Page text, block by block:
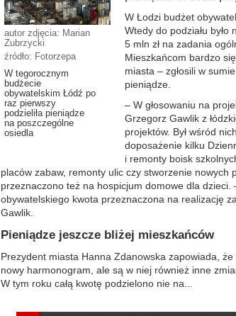
autor zdjęcia: Marian
Zubrzycki
źródło: Fotorzepa
W tegorocznym
budżecie
obywatelskim Łódź po
raz pierwszy
podzieliła pieniądze
na poszczególne
osiedla
W Łodzi budżet
Wtedy do podziału
5 mln zł na zadania
Mieszkańcom bardzo
miasta – zgłosili w
pieniądze.
– W głosowaniu na
Grzegorz Gawlik z
projektów. Był wśród
doposażenie kilku
i remonty boisk
placów zabaw, remonty ulic czy stworzenie
przeznaczono też na hospicjum domowe dla
obywatelskiego kwota przeznaczona na realizację
Gawlik.
Pieniądze jeszcze bliżej mieszkańców
Prezydent miasta Hanna Zdanowska zapowiada,
nowy harmonogram, ale są w niej również inne
W tym roku całą kwotę podzielono nie na...